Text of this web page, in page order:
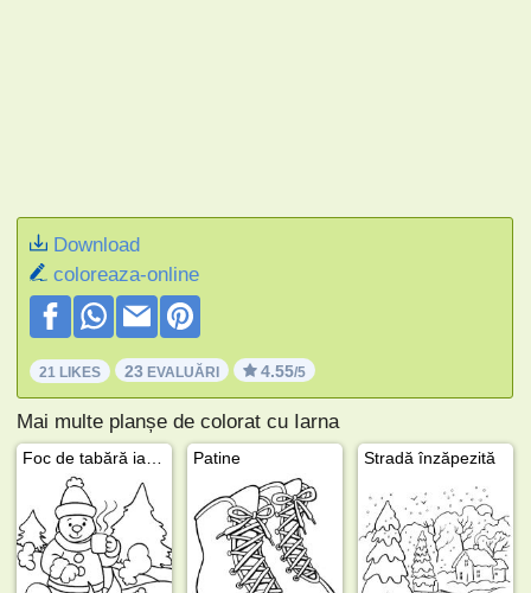
Download
coloreaza-online
21 LIKES 23 EVALUĂRI 4.55/5
Mai multe planșe de colorat cu Iarna
Patine Stradă înzăpezită